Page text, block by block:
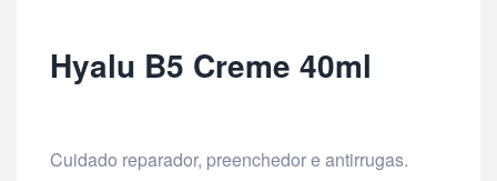
Hyalu B5 Creme 40ml
Cuidado reparador, preenchedor e antirrugas.